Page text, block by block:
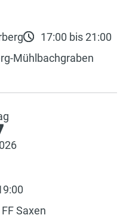
17:00 bis 21:00
Mühlbachgraben
FF Saxen